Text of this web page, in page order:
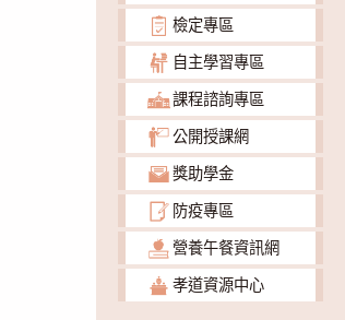
檢定專區
自主學習專區
課程諮詢專區
公開授課網
獎助學金
防疫專區
營養午餐資訊網
孝道資源中心